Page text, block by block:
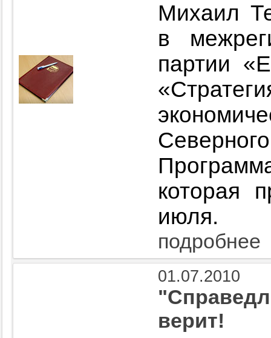
Михаил
в
партии
которая
июля.
подробнее
01.07.2010
верит!